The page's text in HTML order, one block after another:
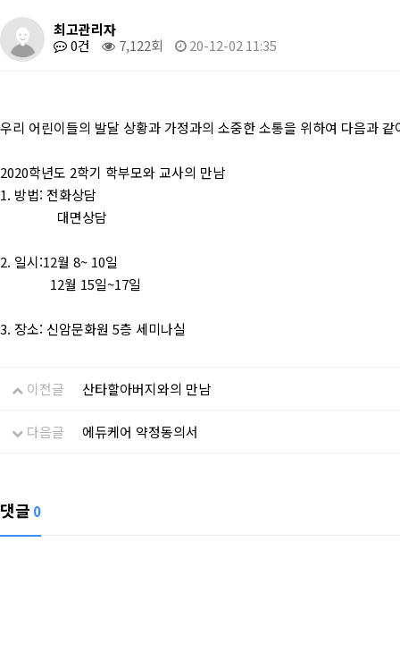
최고관리자
0건
7,122회 20-12-02 11:35
본문
우리 어린이들의 발달 상황과 가정과의 소중한 소통을 위하여 다음과
2020학년도 2학기 학부모와 교사의 만남
1. 방법: 전화상담
대면상담
2. 일시:12월 8~ 10일
12월 15일~17일
3. 장소: 신암문화원 5층 세미나실
이전글 산타할아버지와의 만남
다음글 에듀케어 약정동의서
댓글 0